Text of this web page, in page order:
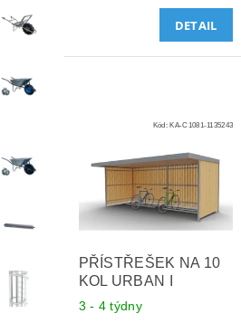
DETAIL
Kód:KA-C1081-1135243
PŘÍSTŘEŠEK NA 10
KOL URBAN I
3 - 4 týdny